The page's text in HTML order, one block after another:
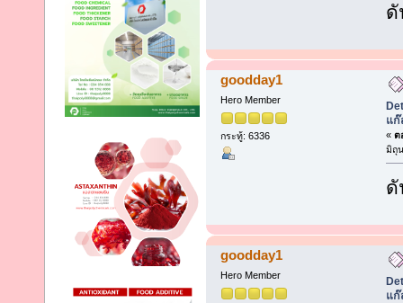
ดั
goodday1
Hero Member
กระทู้: 6336
แก๊
« ต
มิถุ
ดั
goodday1
Hero Member
แก๊